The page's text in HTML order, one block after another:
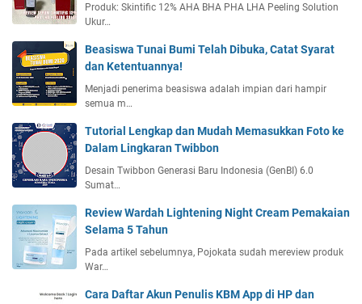
Produk: Skintific 12% AHA BHA PHA LHA Peeling Solution
Ukur…
Beasiswa Tunai Bumi Telah Dibuka, Catat Syarat
dan Ketentuannya!
Menjadi penerima beasiswa adalah impian dari hampir
semua m…
Tutorial Lengkap dan Mudah Memasukkan Foto ke
Dalam Lingkaran Twibbon
Desain Twibbon Generasi Baru Indonesia (GenBI) 6.0
Sumat…
Review Wardah Lightening Night Cream Pemakaian
Selama 5 Tahun
Pada artikel sebelumnya, Pojokata sudah mereview produk
War…
Cara Daftar Akun Penulis KBM App di HP dan